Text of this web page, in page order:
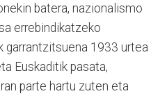
batera, nazionalismo
errebindikatzeko
garrantzitsuena 1933 urtea
Euskaditik pasata,
parte hartu zuten eta